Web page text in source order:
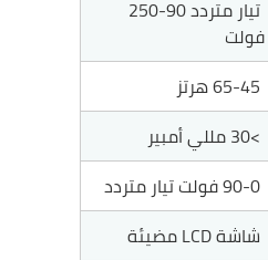
تيار متردد 90-250
فولت
>30 مللي أمبير
شاشة LCD مضيئة